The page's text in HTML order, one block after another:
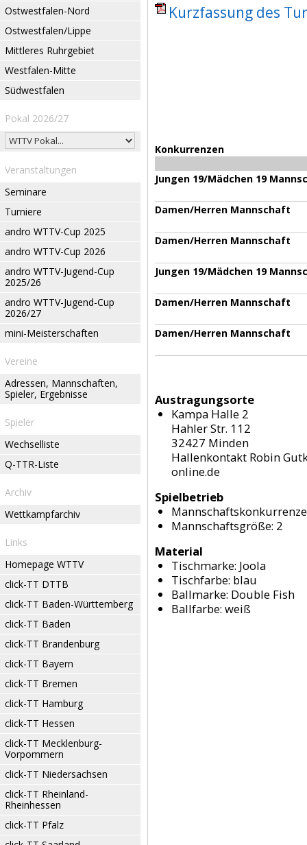
Ostwestfalen-Nord
Ostwestfalen/Lippe
Mittleres Ruhrgebiet
Westfalen-Mitte
Südwestfalen
Pokal 2026/27
Veranstaltungen
Seminare
Turniere
andro WTTV-Cup 2025
andro WTTV-Cup 2026
andro WTTV-Jugend-Cup
2025/26
andro WTTV-Jugend-Cup
2026/27
mini-Meisterschaften
Vereine
Adressen, Mannschaften,
Spieler, Ergebnisse
Spieler
Wechselliste
Q-TTR-Liste
Archiv
Wettkampfarchiv
Links
Homepage WTTV
click-TT DTTB
click-TT Baden-Württemberg
click-TT Baden
click-TT Brandenburg
click-TT Bayern
click-TT Bremen
click-TT Hamburg
click-TT Hessen
click-TT Mecklenburg-
Vorpommern
click-TT Niedersachsen
click-TT Rheinland-
Rheinhessen
click-TT Pfalz
Kurzfassung des
Konkurrenzen
Jungen 19/Mädchen 19
Damen/Herren Mannschaft
Damen/Herren Mannschaft
Jungen 19/Mädchen 19
Damen/Herren Mannschaft
Damen/Herren Mannschaft
Austragungsorte
Kampa Halle 2
Hahler Str. 112
32427 Minden
Hallenkontakt Robin
online.de
Spielbetrieb
Mannschaftsgröße: 2
Material
Tischmarke: Joola
Tischfarbe: blau
Ballmarke: Double Fish
Ballfarbe: weiß